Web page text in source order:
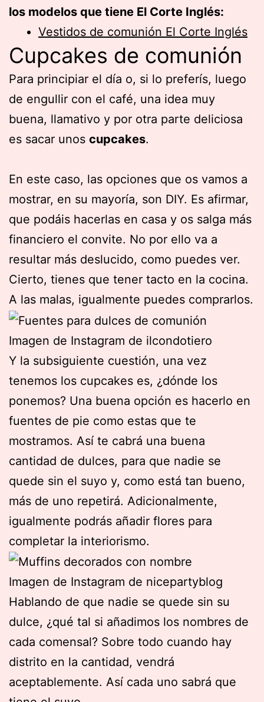
los modelos que tiene El Corte Inglés:
Vestidos de comunión El Corte Inglés
Cupcakes de comunión
Para principiar el día o, si lo preferís, luego
de engullir con el café, una idea muy
buena, llamativo y por otra parte deliciosa
es sacar unos cupcakes.
En este caso, las opciones que os vamos a
mostrar, en su mayoría, son DIY. Es afirmar,
que podáis hacerlas en casa y os salga más
financiero el convite. No por ello va a
resultar más deslucido, como puedes ver.
Cierto, tienes que tener tacto en la cocina.
A las malas, igualmente puedes comprarlos.
Imagen de Instagram de ilcondotiero
Y la subsiguiente cuestión, una vez
tenemos los cupcakes es, ¿dónde los
ponemos? Una buena opción es hacerlo en
fuentes de pie como estas que te
mostramos. Así te cabrá una buena
cantidad de dulces, para que nadie se
quede sin el suyo y, como está tan bueno,
más de uno repetirá. Adicionalmente,
igualmente podrás añadir flores para
completar la interiorismo.
Imagen de Instagram de nicepartyblog
Hablando de que nadie se quede sin su
dulce, ¿qué tal si añadimos los nombres de
cada comensal? Sobre todo cuando hay
distrito en la cantidad, vendrá
aceptablemente. Así cada uno sabrá que